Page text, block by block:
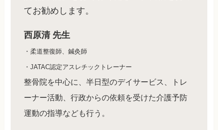
てお勧めします。
西原清 先生
・柔道整復師、鍼灸師
・JATAC認定アスレチックトレーナー
整骨院を中心に、半日型のデイサービス、トレ
ーナー活動、行政からの依頼を受けた介護予防
運動の指導なども行う。